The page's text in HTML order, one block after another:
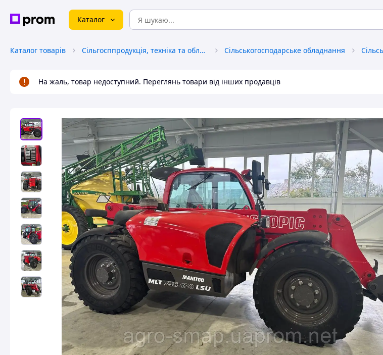
Каталог
Каталог товарів Сільгосппродукція, техніка та обладнання Сільськогосподарське обладнання
На жаль, товар недоступний. Переглянь товари від інших продавців